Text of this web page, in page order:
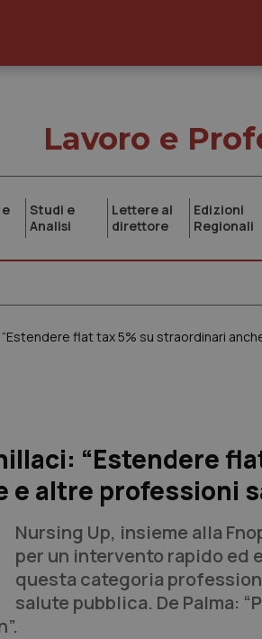
Lavoro e
Studi e
Analisi
Lettere al
direttore
Edizioni
Regionali
“Estendere
altre professioni
Nursing Up, insieme alla
per un intervento rapido ed
questa categoria
salute pubblica. De Palma: